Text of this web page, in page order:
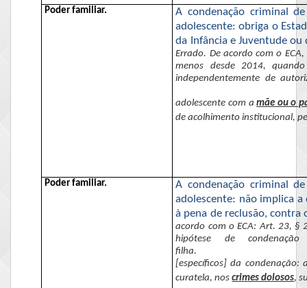
Poder familiar.
A condenação criminal
adolescente: obriga o
da Infância e Juventude ou
Errado. De acordo como ECA,
menos desde 2014,
independentemente de
adolescente com amãe ou o
de acolhimento institucional,
Poder familiar.
A condenação criminal
adolescente: não implica
à pena de reclusão,
acordo com o ECA: Art. 23, §
hipótese de
filha.
[específicos] da condenação:
curatela, noscrimes dolosos,